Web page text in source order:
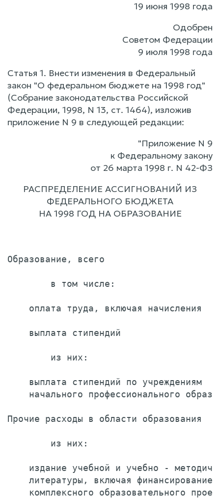
19 июня 1998 года
Одобрен
Советом Федерации
9 июля 1998 года
Статья 1. Внести изменения в Федеральный
закон "О федеральном бюджете на 1998 год"
(Собрание законодательства Российской
Федерации, 1998, N 13, ст. 1464), изложив
приложение N 9 в следующей редакции:
"Приложение N 9
к Федеральному закону
от 26 марта 1998 г. N 42-ФЗ
РАСПРЕДЕЛЕНИЕ АССИГНОВАНИЙ ИЗ
ФЕДЕРАЛЬНОГО БЮДЖЕТА
НА 1998 ГОД НА ОБРАЗОВАНИЕ
Образование, всего
        в том числе:
оплата труда, включая начисления
выплата стипендий
        из них:
    выплата стипендий по учреждениям
начального профессионального
Прочие расходы в области
        из них:
издание учебной и учебно -
    литературы, включая финансирование
комплексного образовательного